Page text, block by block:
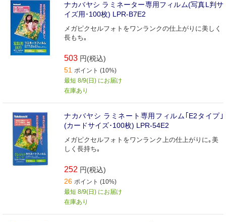
ナカバヤシ ラミネーター専用フィルム(写真L判サ
イズ用･100枚) LPR‐B7E2
メガピクセルフォトをワンランクの仕上がりに美しく
長もち｡
503 円(税込)
51 ポイント (10%)
最短 8/9(日) にお届け
在庫あり
ナカバヤシ ラミネート専用フィルム｢E2タイプ｣
(カードサイズ･100枚) LPR‐54E2
メガピクセルフォトをワンランク上の仕上がりに｡美
しく長持ち｡
252 円(税込)
26 ポイント (10%)
最短 8/9(日) にお届け
在庫あり